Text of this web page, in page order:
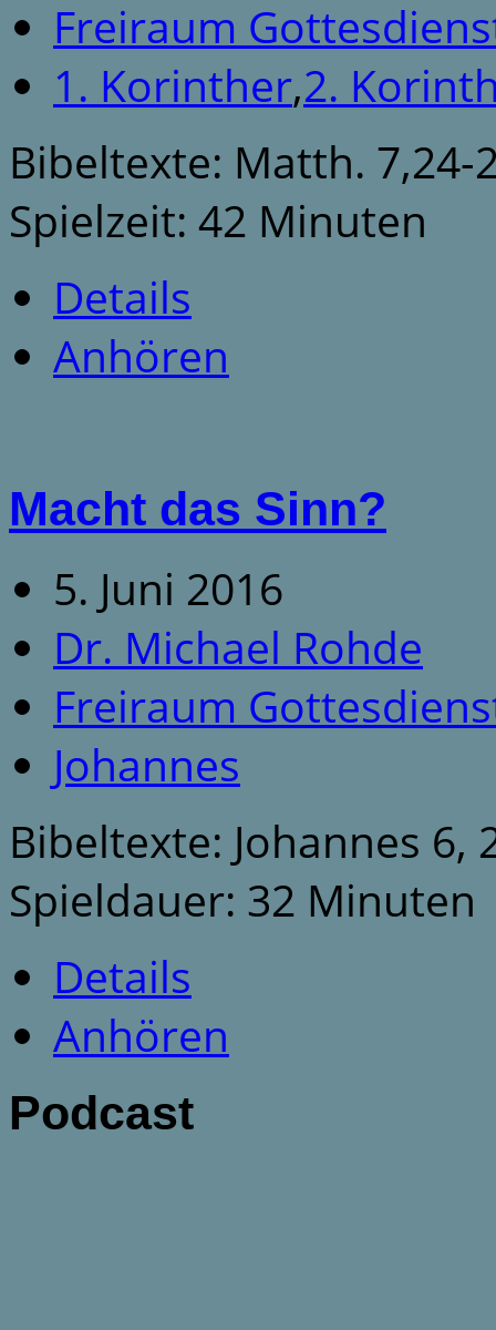
Freiraum
1. Korinther,2.
Bibeltexte: Matth. 7,24-
Spielzeit: 42 Minuten
Details
Anhören
Macht das Sinn?
5. Juni 2016
Dr. Michael Rohde
Freiraum
Johannes
Bibeltexte: Johannes 6,
Spieldauer: 32 Minuten
Details
Anhören
Podcast